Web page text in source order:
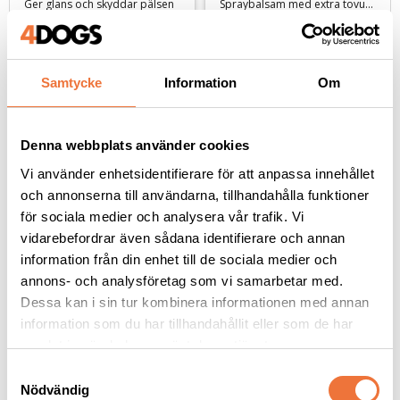
Samtycke Information Om
Denna webbplats använder cookies
Vi använder enhetsidentifierare för att anpassa innehållet
och annonserna till användarna, tillhandahålla funktioner
för sociala medier och analysera vår trafik. Vi
vidarebefordrar även sådana identifierare och annan
information från din enhet till de sociala medier och
annons- och analysföretag som vi samarbetar med.
Dessa kan i sin tur kombinera informationen med annan
information som du har tillhandahållit eller som de har
samlat in när du har använt deras tjänster.
Nödvändig
Ger glans och skyddar pälsen
189kr
Spraybalsam med extra tovutredningseffekt
Andra köpte även
K9 Aloe Vera schampo -
K9 Aloe Vera balsam -